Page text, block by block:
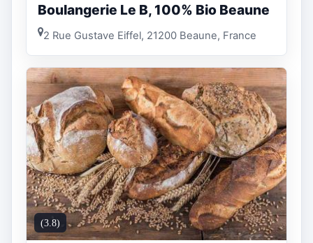
Boulangerie Le B, 100% Bio Beaune
2 Rue Gustave Eiffel, 21200 Beaune, France
(3.8)